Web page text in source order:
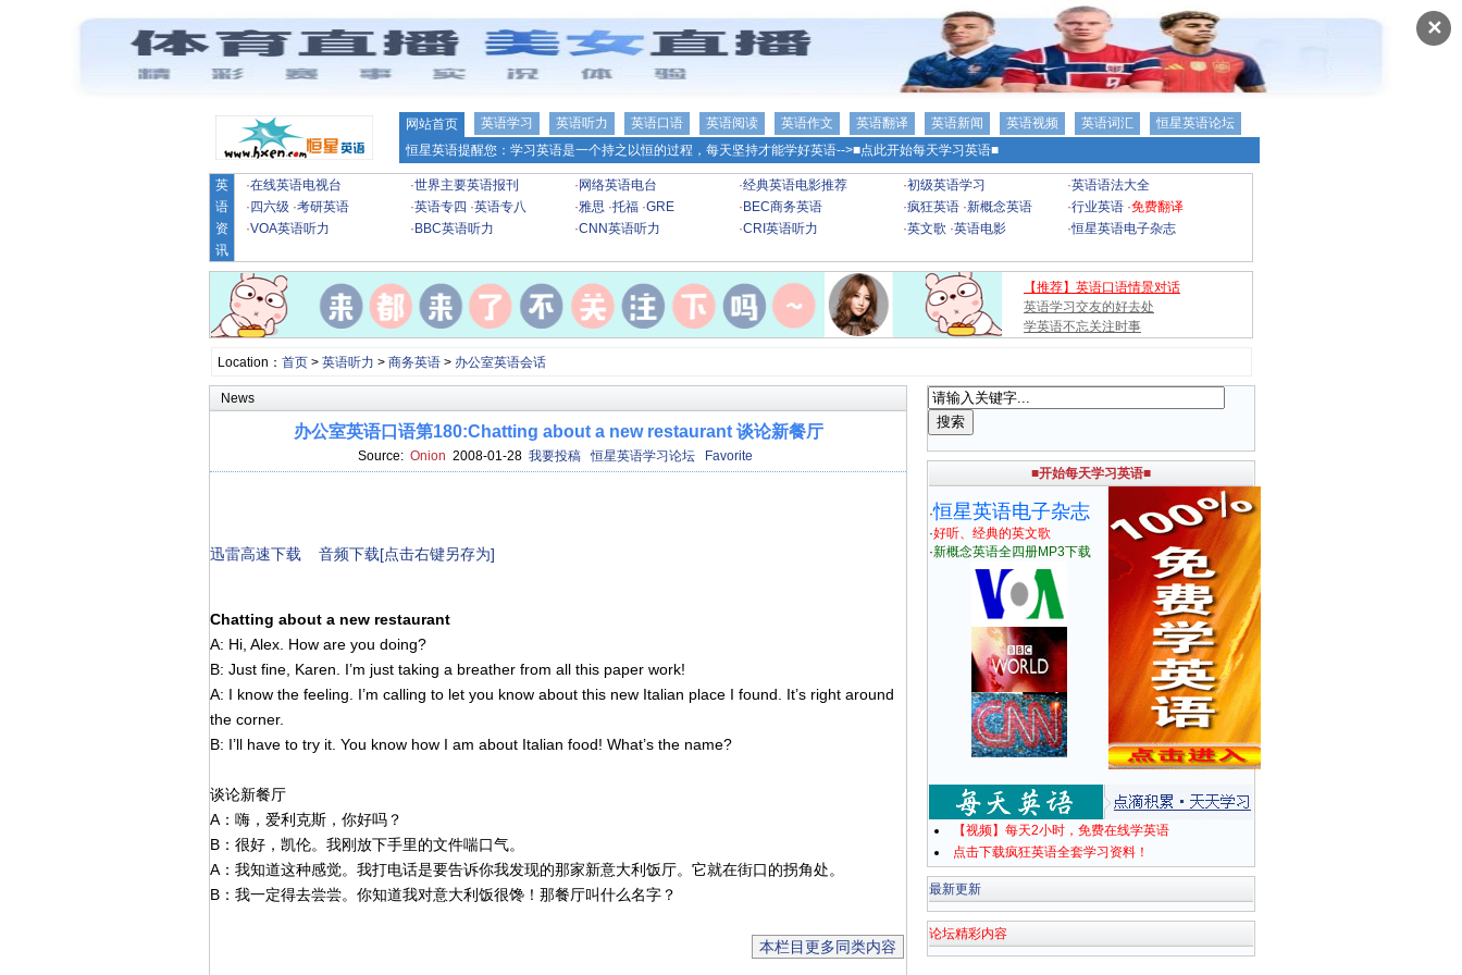
✕
网站首页 英语学习 英语听力 英语口语 英语阅读 英语作文 英语翻译 英语新闻 英语视频 英语词汇
恒星英语论坛
恒星英语提醒您：学习英语是一个持之以恒的过程，每天坚持才能学好英语-->■点此开始每天学习英语■
英
语
资
讯
·在线英语电视台 ·世界主要英语报刊 · 网络英语电台 ·经典英语电影推荐 ·初级英语学习 ·英语语法大全
· 四六级 ·考研英语 ·英语专四 ·英语专八 ·雅思 ·托福 ·GRE · BEC商务英语 ·疯狂英语 ·新概念英语 ·行业英语 ·免费翻译
·VOA英语听力 · BBC英语听力 ·CNN英语听力 ·CRI英语听力 ·英文歌 ·英语电影 ·恒星英语电子杂志
【推荐】英语口语情景对话
英语学习交友的好去处
学英语不忘关注时事
Location： 首页> 英语听力 > 商务英语> 办公室英语会话
News
办公室英语口语第180:Chatting about a new restaurant 谈论新餐厅
Source: Onion 2008-01-28 我要投稿 恒星英语学习论坛 Favorite
迅雷高速下载 音频下载[点击右键另存为]
Chatting about a new restaurant
A: Hi, Alex. How are you doing?
B: Just fine, Karen. I’m just taking a breather from all this paper work!
A: I know the feeling. I’m calling to let you know about this new Italian place I found. It’s right around
the corner.
B: I’ll have to try it. You know how I am about Italian food! What’s the name?
谈论新餐厅
A：嗨，爱利克斯，你好吗？
B：很好，凯伦。我刚放下手里的文件喘口气。
A：我知道这种感觉。我打电话是要告诉你我发现的那家新意大利饭厅。它就在街口的拐角处。
B：我一定得去尝尝。你知道我对意大利饭很馋！那餐厅叫什么名字？
本栏目更多同类内容
■开始每天学习英语■
·恒星英语电子杂志
·好听、经典的英文歌
·新概念英语全四册MP3下载
【视频】每天2小时，免费在线学英语
点击下载疯狂英语全套学习资料！
最新更新
论坛精彩内容